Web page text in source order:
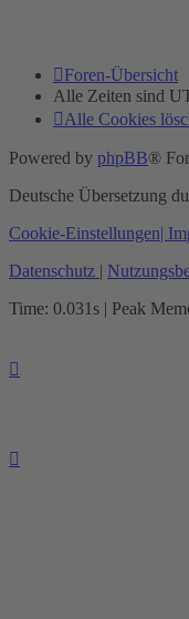
Foren-Übersicht
Alle Zeiten sind
Alle Cookies
Powered by phpBB®
Deutsche Übersetzung
Cookie-Einstellungen|
Datenschutz |
Time: 0.031s | Peak